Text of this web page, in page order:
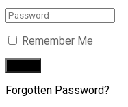
Remember Me
Forgotten Password?